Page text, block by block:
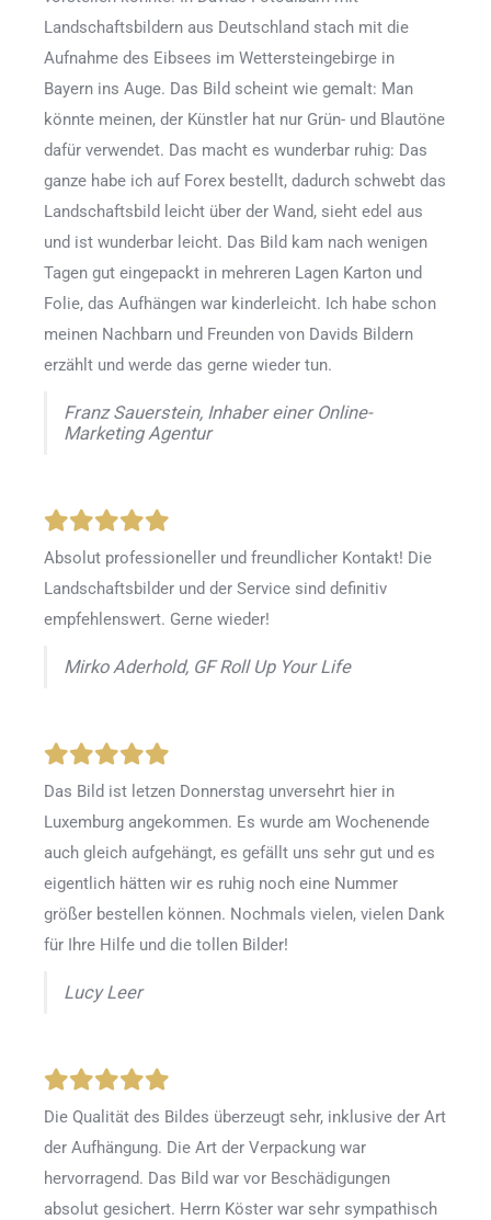
Landschaftsbildern aus Deutschland stach mit die
Aufnahme des Eibsees im Wettersteingebirge in
Bayern ins Auge. Das Bild scheint wie gemalt: Man
könnte meinen, der Künstler hat nur Grün- und Blautöne
dafür verwendet. Das macht es wunderbar ruhig: Das
ganze habe ich auf Forex bestellt, dadurch schwebt das
Landschaftsbild leicht über der Wand, sieht edel aus
und ist wunderbar leicht. Das Bild kam nach wenigen
Tagen gut eingepackt in mehreren Lagen Karton und
Folie, das Aufhängen war kinderleicht. Ich habe schon
meinen Nachbarn und Freunden von Davids Bildern
erzählt und werde das gerne wieder tun.
Franz Sauerstein, Inhaber einer Online-
Marketing Agentur
Absolut professioneller und freundlicher Kontakt! Die
Landschaftsbilder und der Service sind definitiv
empfehlenswert. Gerne wieder!
Mirko Aderhold, GF Roll Up Your Life
Das Bild ist letzen Donnerstag unversehrt hier in
Luxemburg angekommen. Es wurde am Wochenende
auch gleich aufgehängt, es gefällt uns sehr gut und es
eigentlich hätten wir es ruhig noch eine Nummer
größer bestellen können. Nochmals vielen, vielen Dank
für Ihre Hilfe und die tollen Bilder!
Lucy Leer
Die Qualität des Bildes überzeugt sehr, inklusive der Art
der Aufhängung. Die Art der Verpackung war
hervorragend. Das Bild war vor Beschädigungen
absolut gesichert. Herrn Köster war sehr sympathisch